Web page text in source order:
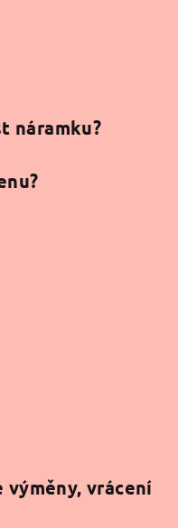
náramku?
výměny, vrácení